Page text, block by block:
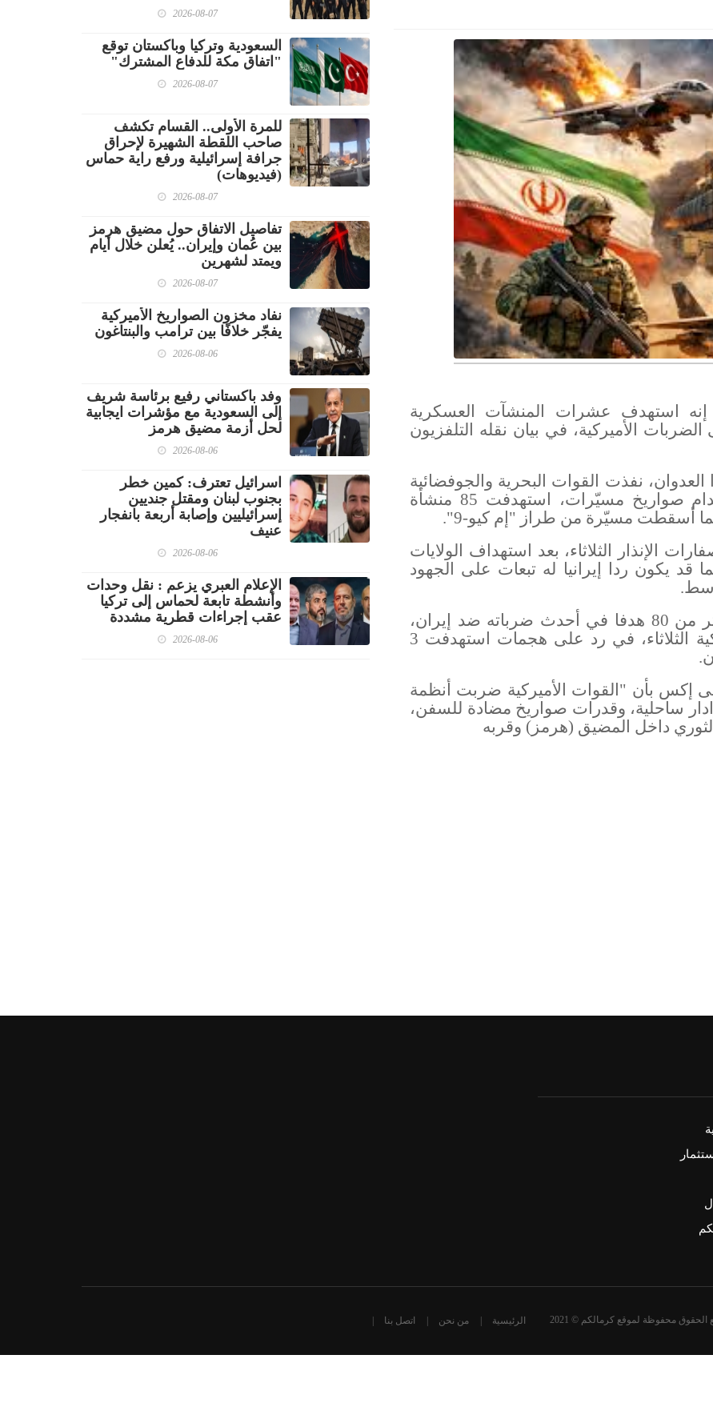
إنه استهدف عشرات المنشآت العسكرية
الأميركية، في بيان نقله التلفزيون
نفذت القوات البحرية والجوفضائية
للحرس الثوري عملية مشتركة باستخدام صواريخ مسيّرات، استهدفت 85 منشأة
أسقطت مسيّرة من طراز "إم كيو-9 ".
الإنذار الثلاثاء، بعد استهداف الولايات
قد يكون ردا إيرانيا له تبعات على الجهود
.
ونفذ الجيش الأميركي ضربات على أكثر من 80 هدفا في أحدث ضرباته ضد إيران،
وفق ما أعلنت القيادة المركزية الأميركية الثلاثاء، في رد على هجمات استهدفت 3
.
إكس بأن "القوات الأميركية ضربت أنظمة
ساحلية، وقدرات صواريخ مضادة للسفن،
2026-08-07
السعودية وتركيا وباكستان توقع
"اتفاق مكة للدفاع المشترك"
2026-08-07
للمرة الأولى.. القسام تكشف
صاحب اللقطة الشهيرة لإحراق
جرافة إسرائيلية ورفع راية حماس
(فيديوهات)
2026-08-07
تفاصيل الاتفاق حول مضيق هرمز
بين عُمان وإيران.. يُعلن خلال أيام
ويمتد لشهرين
2026-08-07
نفاد مخزون الصواريخ الأميركية
يفجّر خلافًا بين ترامب والبنتاغون
2026-08-06
وفد باكستاني رفيع برئاسة شريف
إلى السعودية مع مؤشرات ايجابية
لحل أزمة مضيق هرمز
2026-08-06
اسرائيل تعترف: كمين خطر
بجنوب لبنان ومقتل جنديين
إسرائيليين وإصابة أربعة بانفجار
عنيف
2026-08-06
الإعلام العبري يزعم : نقل وحدات
وأنشطة تابعة لحماس إلى تركيا
عقب إجراءات قطرية مشددة
2026-08-06
الحقوق محفوظة لموقع كرمالكم © 2021 اتصل بنا من نحن الرئيسية